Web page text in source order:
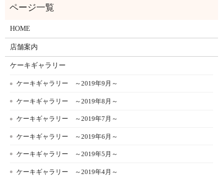
HOME
店舗案内
ケーキギャラリー
ケーキギャラリー ～2019年9月～
ケーキギャラリー ～2019年8月～
ケーキギャラリー ～2019年7月～
ケーキギャラリー ～2019年6月～
ケーキギャラリー ～2019年5月～
ケーキギャラリー ～2019年4月～